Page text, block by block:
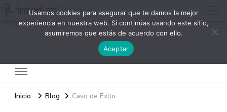
Inicio Blog Caso de Éxito
Usamos cookies para asegurar que te damos la mejor
experiencia en nuestra web. Si continúas usando este sitio,
asumiremos que estás de acuerdo con ello.
Aceptar